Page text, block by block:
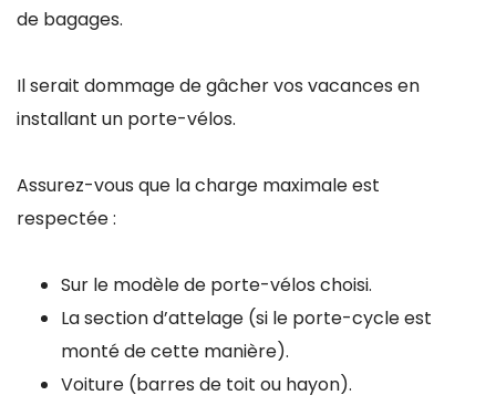
de bagages.
Il serait dommage de gâcher vos vacances en
installant un porte-vélos.
Assurez-vous que la charge maximale est
respectée :
Sur le modèle de porte-vélos choisi.
La section d’attelage (si le porte-cycle est
monté de cette manière).
Voiture (barres de toit ou hayon).